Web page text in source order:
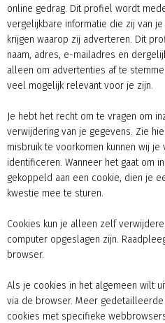
online gedrag. Dit profiel wordt
vergelijkbare informatie die zij van
krijgen waarop zij adverteren. Dit
naam, adres, e-mailadres en
alleen om advertenties af te
veel mogelijk relevant voor je zijn.
Je hebt het recht om te vragen om
verwijdering van je gegevens. Zie
misbruik te voorkomen kunnen wij je
identificeren. Wanneer het gaat om
gekoppeld aan een cookie, dien je
kwestie mee te sturen.
Cookies kun je alleen zelf
computer opgeslagen zijn.
browser.
Als je cookies in het algemeen wilt
via de browser. Meer
cookies met specifieke